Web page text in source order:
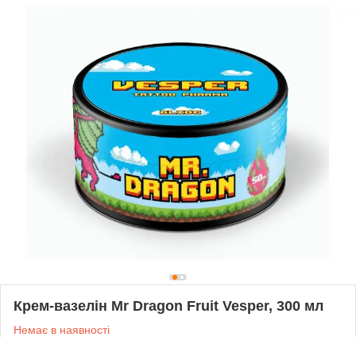
Крем-вазелін Mr Dragon Fruit Vesper, 300 мл
Немає в наявності